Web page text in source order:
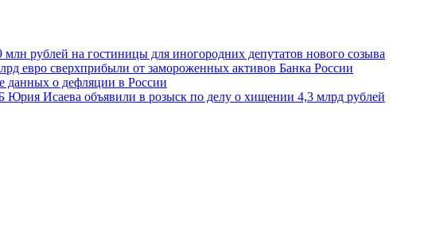
млн рублей на гостиницы для иногородних депутатов нового созыва
евро сверхприбыли от замороженных активов Банка России
данных о дефляции в России
Юрия Исаева объявили в розыск по делу о хищении 4,3 млрд рублей